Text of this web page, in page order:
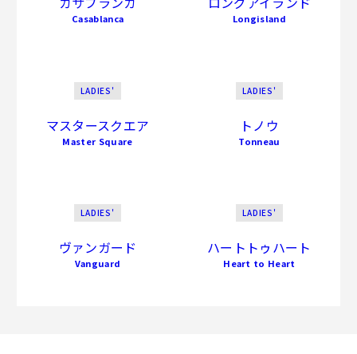
Casablanca Longisland
LADIES'
マスタースクエア
Master Square
LADIES'
トノウ
Tonneau
LADIES'
ヴァンガード
Vanguard
LADIES'
ハートトゥハート
Heart to Heart